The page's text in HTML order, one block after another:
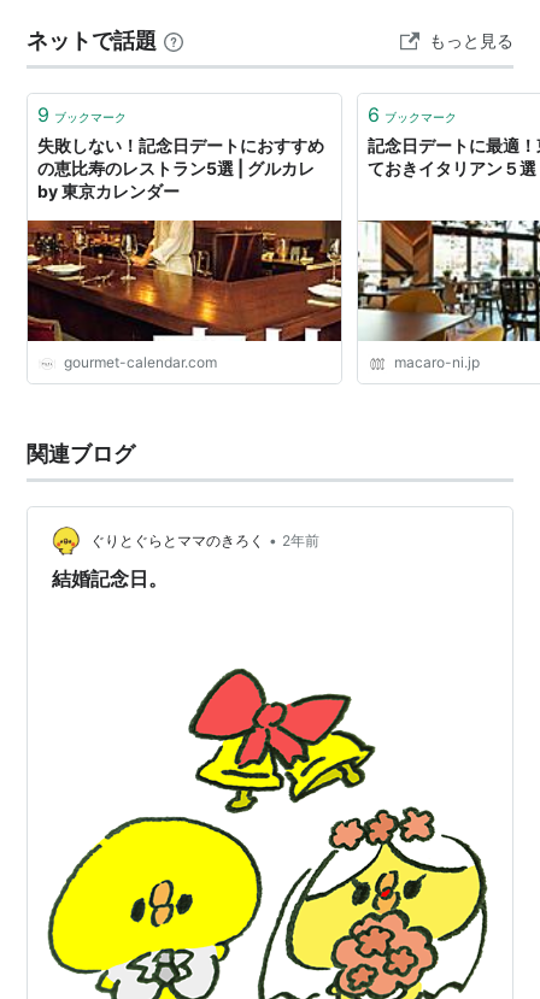
ネットで話題 もっと見る
9 ブックマーク
失敗しない！記念日デートにおすすめ
の恵比寿のレストラン5選 | グルカレ
by 東京カレンダー
gourmet-calendar.com
6 ブックマーク
記念日デートに最適
ておきイタリアン５
macaro-ni.jp
関連ブログ
ぐりとぐらとママのきろく • 2年前
結婚記念日。